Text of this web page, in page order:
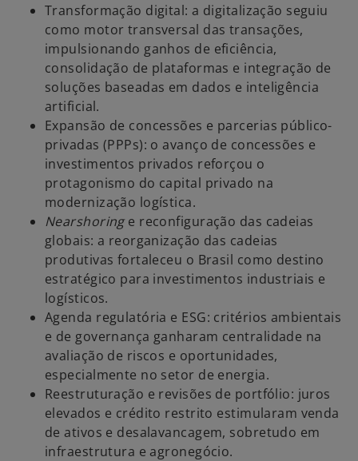
Transformação digital: a digitalização seguiu
como motor transversal das transações,
impulsionando ganhos de eficiência,
consolidação de plataformas e integração de
soluções baseadas em dados e inteligência
artificial.
Expansão de concessões e parcerias público-
privadas (PPPs): o avanço de concessões e
investimentos privados reforçou o
protagonismo do capital privado na
modernização logística.
Nearshoringe reconfiguração das cadeias
globais: a reorganização das cadeias
produtivas fortaleceu o Brasil como destino
estratégico para investimentos industriais e
logísticos.
Agenda regulatória e ESG: critérios ambientais
e de governança ganharam centralidade na
avaliação de riscos e oportunidades,
especialmente no setor de energia.
Reestruturação e revisões de portfólio: juros
elevados e crédito restrito estimularam venda
de ativos e desalavancagem, sobretudo em
infraestrutura e agronegócio.